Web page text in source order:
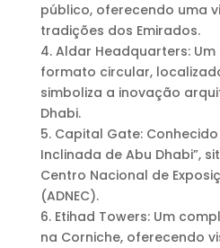
público, oferecendo uma
tradições dos Emirados.
4. Aldar Headquarters:
formato circular,
simboliza a inovação
Dhabi.
5. Capital Gate:
Inclinada de Abu Dhabi”,
Centro Nacional de
(ADNEC).
6. Etihad Towers: Um
na Corniche, oferecendo